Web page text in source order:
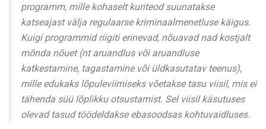
programm, mille kohaselt kuriteod suunatakse
katseajast välja regulaarse kriminaalmenetluse käigus.
Kuigi programmid riigiti erinevad, nõuavad nad kostjalt
mõnda nõuet (nt aruandlus või aruandluse
katkestamine, tagastamine või üldkasutatav teenus),
mille edukaks lõpuleviimiseks võetakse tasu viisil, mis ei
tähenda süü lõplikku otsustamist. Sel viisil käsutuses
olevad tasud töödeldakse ebasoodsas kohtuvaidluses.